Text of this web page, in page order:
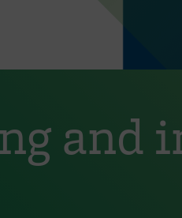
and